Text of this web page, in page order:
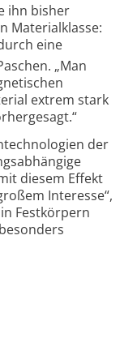
ihn bisher
Material­klasse:
eine
„Man
extrem stark
der
diesem Effekt
Interesse“,
Festkörpern